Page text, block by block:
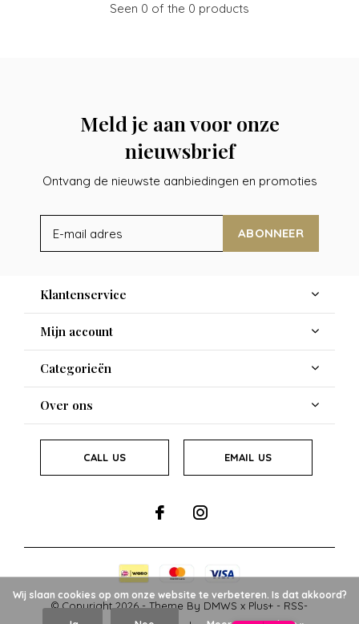
Seen 0 of the 0 products
Meld je aan voor onze
nieuwsbrief
Ontvang de nieuwste aanbiedingen en promoties
ABONNEER
Klantenservice
Mijn account
Categorieën
Over ons
CALL US EMAIL US
© Copyright2026- Theme By DMWS x Plus+ - RSS-
Wij slaan cookies op om onze website te verbeteren. Is dat akkoord?